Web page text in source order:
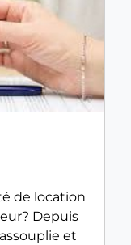
de location
Depuis
et